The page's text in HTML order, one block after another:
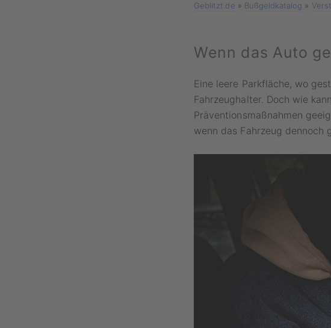
Geblitzt.de » Bußgeldkatalog »
Wenn das Auto
Eine leere Parkfläche, wo
Fahrzeughalter. Doch wie
Präventionsmaßnahmen
wenn das Fahrzeug dennoch